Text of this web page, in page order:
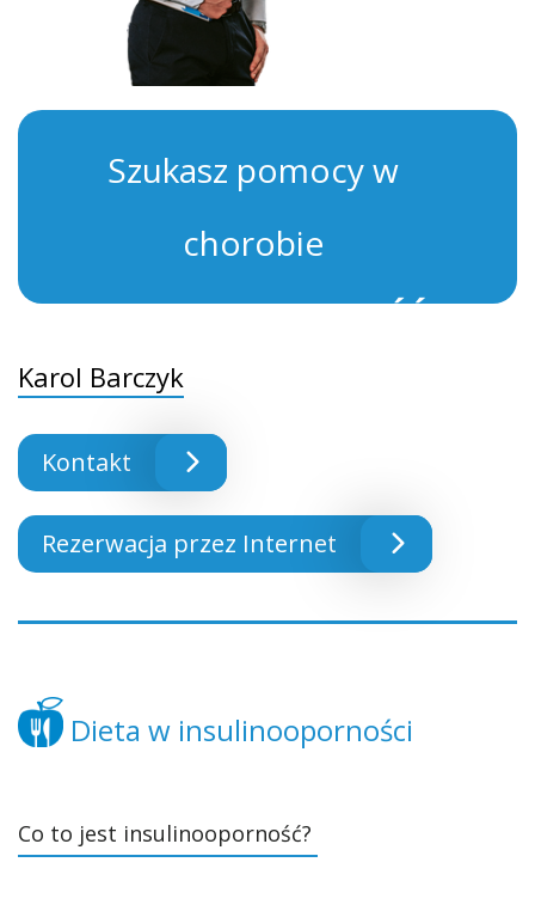
Szukasz pomocy w
chorobie
INSULINOOPORNOŚĆ?
Karol Barczyk
Kontakt
Rezerwacja przez Internet
Dieta w insulinooporności
Co to jest insulinooporność?